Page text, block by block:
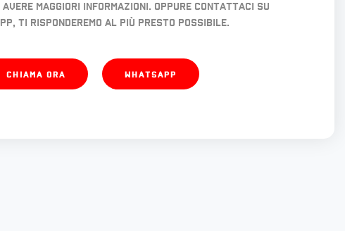
avere maggiori informazioni. Oppure contattaci su
ti risponderemo al più presto possibile.
CHIAMA ORA WHATSAPP